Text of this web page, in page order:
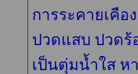
การระคายเคื
ปวดแสบ ปวดร้
เป็นตุ่มน้ำใส ห